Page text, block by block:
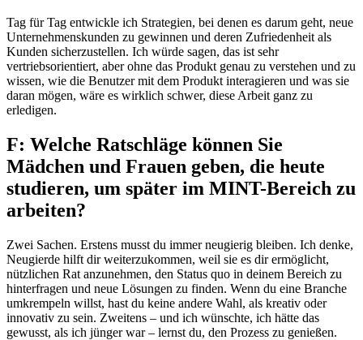
Tag für Tag entwickle ich Strategien, bei denen es darum geht, neue
Unternehmenskunden zu gewinnen und deren Zufriedenheit als
Kunden sicherzustellen. Ich würde sagen, das ist sehr
vertriebsorientiert, aber ohne das Produkt genau zu verstehen und zu
wissen, wie die Benutzer mit dem Produkt interagieren und was sie
daran mögen, wäre es wirklich schwer, diese Arbeit ganz zu
erledigen.
F: Welche Ratschläge können Sie
Mädchen und Frauen geben, die heute
studieren, um später im MINT-Bereich zu
arbeiten?
Zwei Sachen. Erstens musst du immer neugierig bleiben. Ich denke,
Neugierde hilft dir weiterzukommen, weil sie es dir ermöglicht,
nützlichen Rat anzunehmen, den Status quo in deinem Bereich zu
hinterfragen und neue Lösungen zu finden. Wenn du eine Branche
umkrempeln willst, hast du keine andere Wahl, als kreativ oder
innovativ zu sein. Zweitens – und ich wünschte, ich hätte das
gewusst, als ich jünger war – lernst du, den Prozess zu genießen.